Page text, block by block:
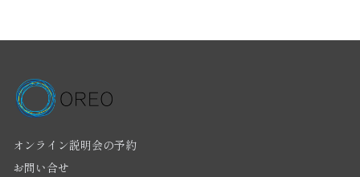
オンライン説明会の予約
お問い合せ